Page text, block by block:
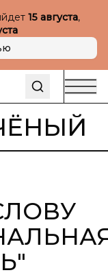
15 августа,
"